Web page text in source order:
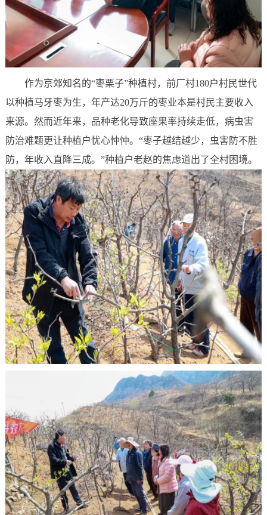
作为京郊知名的“枣栗子”种植村，前厂村180户村民世代
以种植马牙枣为生，年产达20万斤的枣业本是村民主要收入
来源。然而近年来，品种老化导致座果率持续走低，病虫害
防治难题更让种植户忧心忡忡。“枣子越结越少，虫害防不胜
防，年收入直降三成。”种植户老赵的焦虑道出了全村困境。